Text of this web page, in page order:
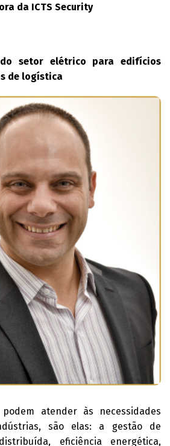
da ICTS Security
setor elétrico para edifícios
de logística
podem atender às necessidades
são elas: a gestão de
eficiência energética,